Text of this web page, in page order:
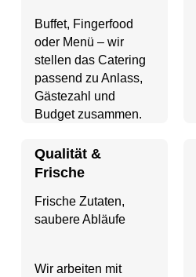
Buffet, Fingerfood
oder Menü – wir
stellen das Catering
passend zu Anlass,
Gästezahl und
Budget zusammen.
Qualität &
Frische
Frische Zutaten,
saubere Abläufe
Wir arbeiten mit